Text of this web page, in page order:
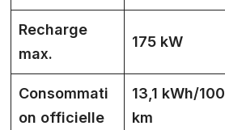
Recharge
max.
175 kW
Consommati
on officielle
13,1 kWh/100
km